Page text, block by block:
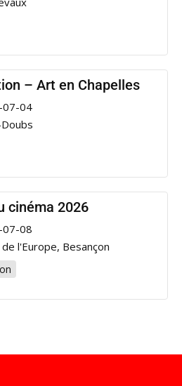
– Art en Chapelles
07-04
cinéma 2026
08
de l'Europe, Besançon